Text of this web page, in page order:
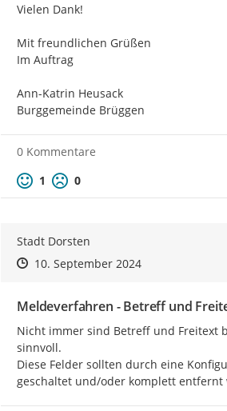
Vielen Dank!
Mit freundlichen Grüßen
Im Auftrag
Ann-Katrin Heusack
Burggemeinde Brüggen
0 Kommentare
1
0
Stadt Dorsten
Zeitpunkt des Erstellens
Zeitpunkt des Erstellens
10. September 2024Zur Äußerung
Meldeverfahren - Betreff und
Nicht immer sind Betreff und Freitext
sinnvoll.
Diese Felder sollten durch eine
geschaltet und/oder komplett entfernt